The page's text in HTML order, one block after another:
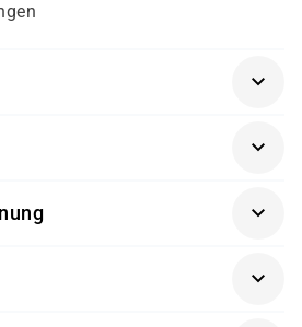
vorausgesetzt.
Unterweisung in s.c.